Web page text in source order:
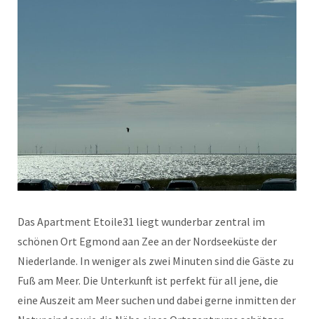
Das Apartment Etoile31 liegt wunderbar zentral im
schönen Ort Egmond aan Zee an der Nordseeküste der
Niederlande. In weniger als zwei Minuten sind die Gäste zu
Fuß am Meer. Die Unterkunft ist perfekt für all jene, die
eine Auszeit am Meer suchen und dabei gerne inmitten der